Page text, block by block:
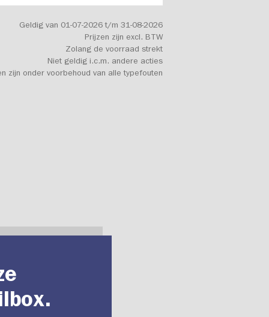
Geldig van 01-07-2026 t/m 31-08-2026
Prijzen zijn excl. BTW
Zolang de voorraad strekt
Niet geldig i.c.m. andere acties
zijn onder voorbehoud van alle typefouten